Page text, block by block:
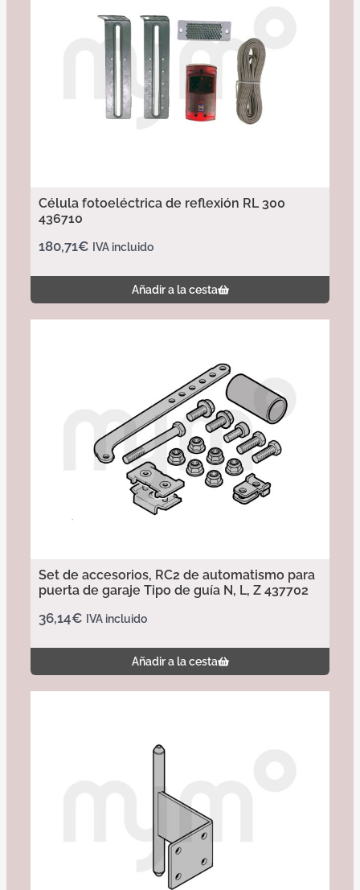
Célula fotoeléctrica de reflexión RL 300
436710
180,71€ IVA incluido
Añadir a la cesta
Set de accesorios, RC2 de automatismo para
puerta de garaje Tipo de guía N, L, Z 437702
36,14€ IVA incluido
Añadir a la cesta